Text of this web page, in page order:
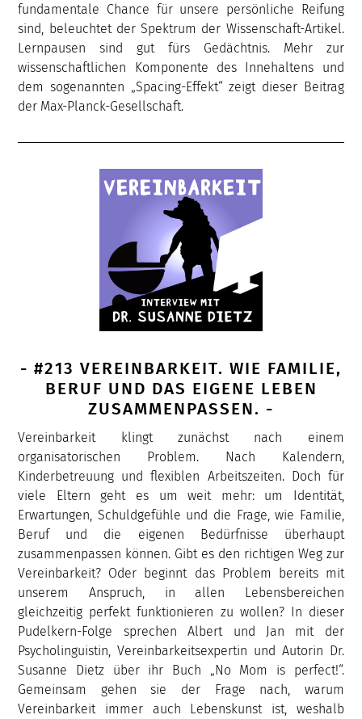
fundamentale Chance für unsere persönliche Reifung
sind, beleuchtet der Spektrum der Wissenschaft-Artikel.
Lernpausen sind gut fürs Gedächtnis. Mehr zur
wissenschaftlichen Komponente des Innehaltens und
dem sogenannten „Spacing-Effekt“ zeigt dieser Beitrag
der Max-Planck-Gesellschaft.
- #213 VEREINBARKEIT. WIE FAMILIE,
BERUF UND DAS EIGENE LEBEN
ZUSAMMENPASSEN. -
Vereinbarkeit klingt zunächst nach einem
organisatorischen Problem. Nach Kalendern,
Kinderbetreuung und flexiblen Arbeitszeiten. Doch für
viele Eltern geht es um weit mehr: um Identität,
Erwartungen, Schuldgefühle und die Frage, wie Familie,
Beruf und die eigenen Bedürfnisse überhaupt
zusammenpassen können. Gibt es den richtigen Weg zur
Vereinbarkeit? Oder beginnt das Problem bereits mit
unserem Anspruch, in allen Lebensbereichen
gleichzeitig perfekt funktionieren zu wollen? In dieser
Pudelkern-Folge sprechen Albert und Jan mit der
Psycholinguistin, Vereinbarkeitsexpertin und Autorin Dr.
Susanne Dietz über ihr Buch „No Mom is perfect!“.
Gemeinsam gehen sie der Frage nach, warum
Vereinbarkeit immer auch Lebenskunst ist, weshalb